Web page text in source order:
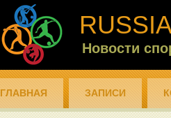
Новости
ГЛАВНАЯ ЗАПИСИ